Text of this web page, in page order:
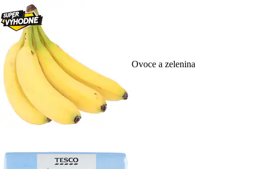
Ovoce a zelenina